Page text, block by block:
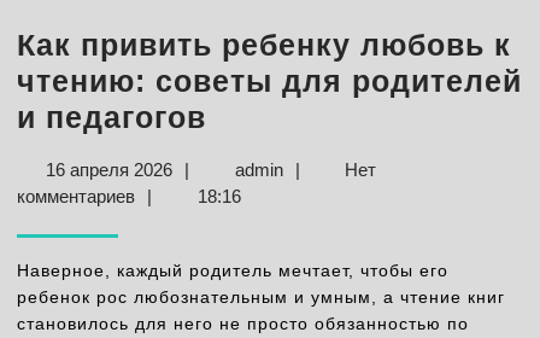
Как привить ребенку любовь к
чтению: советы для родителей
и педагогов
ребенку
к
чтению:
16 апреля 202616
апреля
| adminadmin
|
Нет
комментариев
| 18:16
Наверное, каждый родитель мечтает, чтобы его
ребенок рос любознательным и умным, а чтение книг
становилось для него не просто обязанностью по